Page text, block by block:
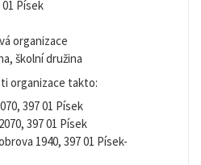
Písek
organizace
školní družina
organizace takto:
397 01 Písek
397 01 Písek
1940, 397 01 Písek-